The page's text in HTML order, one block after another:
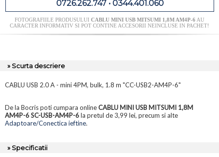
0726.262.747 • 0344.401.060
FOTOGRAFIILE PRODUSULUI CABLU MINI USB MITSUMI 1,8M AM4P-6 AU
CARACTER INFORMATIV SI POT CONTINE ACCESORII NEINCLUSE IN PACHET!
» Scurta descriere
CABLU USB 2.0 A - mini 4PM, bulk, 1.8 m "CC-USB2-AM4P-6"
De la Bocris poti cumpara onlineCABLU MINI USB MITSUMI 1,8M
AM4P-6 SC-USB-AM4P-6la pretul de 3,99 lei, precum si alte
Adaptoare/Conectica ieftine.
» Specificatii